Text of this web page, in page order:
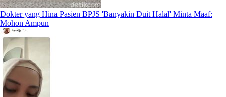
Dokter yang Hina Pasien BPJS 'Banyakin Duit Halal' Minta Maaf:
Mohon Ampun